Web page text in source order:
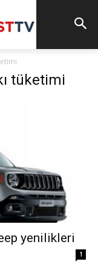
tüketimi
yenilikleri
1